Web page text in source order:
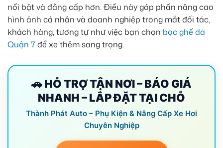
nổi bật và đẳng cấp hơn. Điều này góp phần nâng cao
hình ảnh cá nhân và doanh nghiệp trong mắt đối tác,
khách hàng, tương tự như việc bạn chọn bọc ghế da
Quận 7để xe thêm sang trọng.
🚗 HỖ TRỢ TẬN NƠI – BÁO GIÁ
NHANH – LẮP ĐẶT TẠI CHỖ
Thành Phát Auto – Phụ Kiện & Nâng Cấp Xe Hơi
Chuyên Nghiệp